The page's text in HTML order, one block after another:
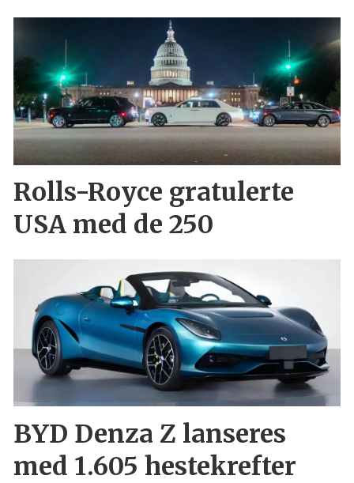
Rolls-Royce gratulerte
USA med de 250
BYD Denza Z lanseres
med 1.605 hestekrefter